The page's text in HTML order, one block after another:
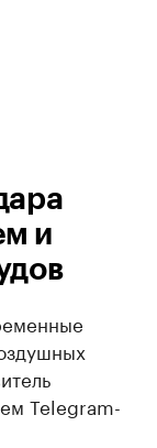
и
Telegram-